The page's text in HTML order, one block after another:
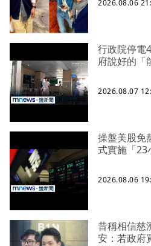
2026.08.06
行政院停
府說好的「
2026.08.07
操盤美股
式實施「23
2026.08.06
昔稱相信
安：若政府